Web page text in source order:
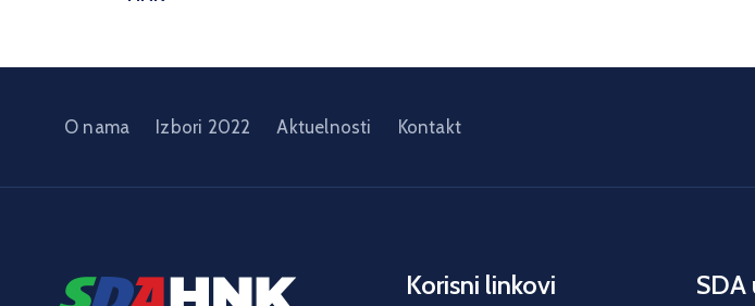
O nama Izbori 2022 Aktuelnosti Kontakt
Korisni linkovi SDA